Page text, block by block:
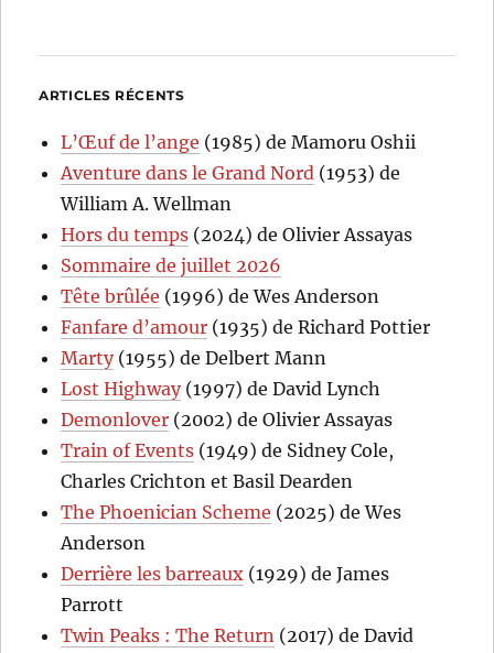
ARTICLES RÉCENTS
L’Œuf de l’ange (1985) de Mamoru Oshii
Aventure dans le Grand Nord (1953) de
William A. Wellman
Hors du temps (2024) de Olivier Assayas
Sommaire de juillet 2026
Tête brûlée (1996) de Wes Anderson
Fanfare d’amour (1935) de Richard Pottier
Marty(1955) de Delbert Mann
Lost Highway(1997) de David Lynch
Demonlover (2002) de Olivier Assayas
Train of Events (1949) de Sidney Cole,
Charles Crichton et Basil Dearden
The Phoenician Scheme (2025) de Wes
Anderson
Derrière les barreaux (1929) de James
Parrott
Twin Peaks : The Return (2017) de David